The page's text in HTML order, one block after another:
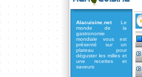
Alacuisine.netLe
monde de la
gastronomie
mondiale vous est
présenté sur un
plateau pour
déguster les milles et
une recettes et
saveurs